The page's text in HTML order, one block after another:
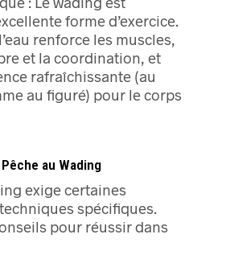
forme d’exercice.
renforce les muscles,
et la coordination, et
rafraîchissante (au
au figuré) pour le corps
au Wading
exige certaines
spécifiques.
pour réussir dans